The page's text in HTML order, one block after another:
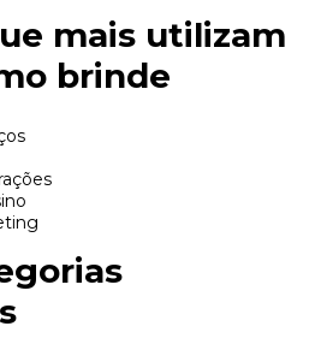
mais utilizam
brinde